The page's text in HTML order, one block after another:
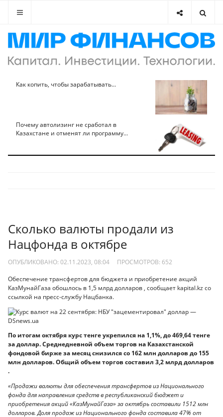
Как копить, чтобы зарабатывать...
Почему автолизинг не сработал в
Казахстане и отменят ли программу...
Сколько валюты продали из
Нацфонда в октябре
ОПУБЛИКОВАНО: 02.11.2023, 08:04 ПРОСМОТРОВ: 652
Обеспечение трансфертов для бюджета и приобретение акций
КазМунайГаза обошлось в 1,5 млрд долларов , сообщает kapital.kz со
ссылкой на пресс-службу Нацбанка.
По итогам октября курс тенге укрепился на 1,1%, до 469,64 тенге
за доллар. Среднедневной объем торгов на Казахстанской
фондовой бирже за месяц снизился со 162 млн долларов до 155
млн долларов. Общий объем торгов составил 3,2 млрд долларов
.
«Продажи валюты для обеспечения трансфертов из Национального
фонда для направления средств в республиканский бюджет и
приобретения акций «КазМунайГаза» за октябрь составили 1512 млн
долларов. Доля продаж из Национального фонда составила 47% от